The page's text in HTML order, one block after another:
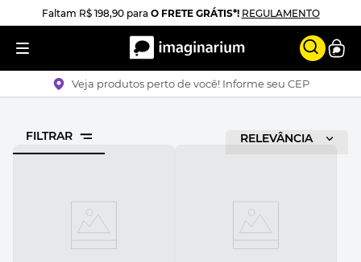
Faltam R$ 198,90paraO FRETE GRÁTIS*! REGULAMENTO
Veja produtos perto de você! Informe seu CEP
FILTRAR RELEVÂNCIA